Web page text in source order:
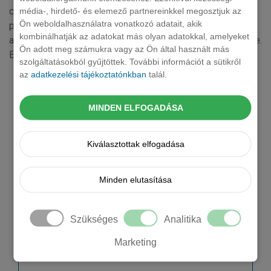
média-, hirdető- és elemező partnereinkkel megosztjuk az
Ön weboldalhasználatra vonatkozó adatait, akik
kombinálhatják az adatokat más olyan adatokkal, amelyeket
Ön adott meg számukra vagy az Ön által használt más
szolgáltatásokból gyűjtöttek. További információt a sütikről
azadatkezelési tájékoztatónkban talál.
MINDEN ELFOGADÁSA
Kiválasztottak elfogadása
Minden elutasítása
Szükséges Analitika
Marketing
commodi. Minima iste ut magni quod. Qui non alias
perspiciatis nulla voluptas facere inventore. Cupiditate
assumenda inventore quibusdam accusamus sint culpa iure.
Et delectus earum cum aperiam.
Kérjen tőlünk árajánlatot!
Vezetéknév
Keresztnév
Email *